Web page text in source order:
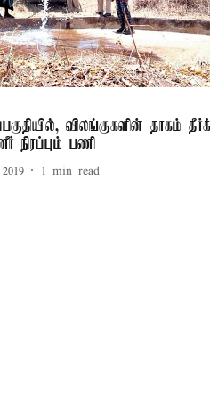
விலங்குகளின் தாகம்
நிரப்பும் பணி
1 min read